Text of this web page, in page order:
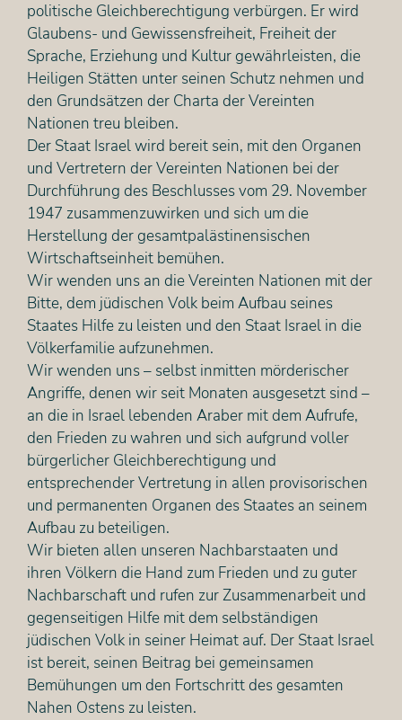
politische Gleichberechtigung verbürgen. Er wird
Glaubens- und Gewissensfreiheit, Freiheit der
Sprache, Erziehung und Kultur gewährleisten, die
Heiligen Stätten unter seinen Schutz nehmen und
den Grundsätzen der Charta der Vereinten
Nationen treu bleiben.
Der Staat Israel wird bereit sein, mit den Organen
und Vertretern der Vereinten Nationen bei der
Durchführung des Beschlusses vom 29. November
1947 zusammenzuwirken und sich um die
Herstellung der gesamtpalästinensischen
Wirtschaftseinheit bemühen.
Wir wenden uns an die Vereinten Nationen mit der
Bitte, dem jüdischen Volk beim Aufbau seines
Staates Hilfe zu leisten und den Staat Israel in die
Völkerfamilie aufzunehmen.
Wir wenden uns – selbst inmitten mörderischer
Angriffe, denen wir seit Monaten ausgesetzt sind –
an die in Israel lebenden Araber mit dem Aufrufe,
den Frieden zu wahren und sich aufgrund voller
bürgerlicher Gleichberechtigung und
entsprechender Vertretung in allen provisorischen
und permanenten Organen des Staates an seinem
Aufbau zu beteiligen.
Wir bieten allen unseren Nachbarstaaten und
ihren Völkern die Hand zum Frieden und zu guter
Nachbarschaft und rufen zur Zusammenarbeit und
gegenseitigen Hilfe mit dem selbständigen
jüdischen Volk in seiner Heimat auf. Der Staat Israel
ist bereit, seinen Beitrag bei gemeinsamen
Bemühungen um den Fortschritt des gesamten
Nahen Ostens zu leisten.